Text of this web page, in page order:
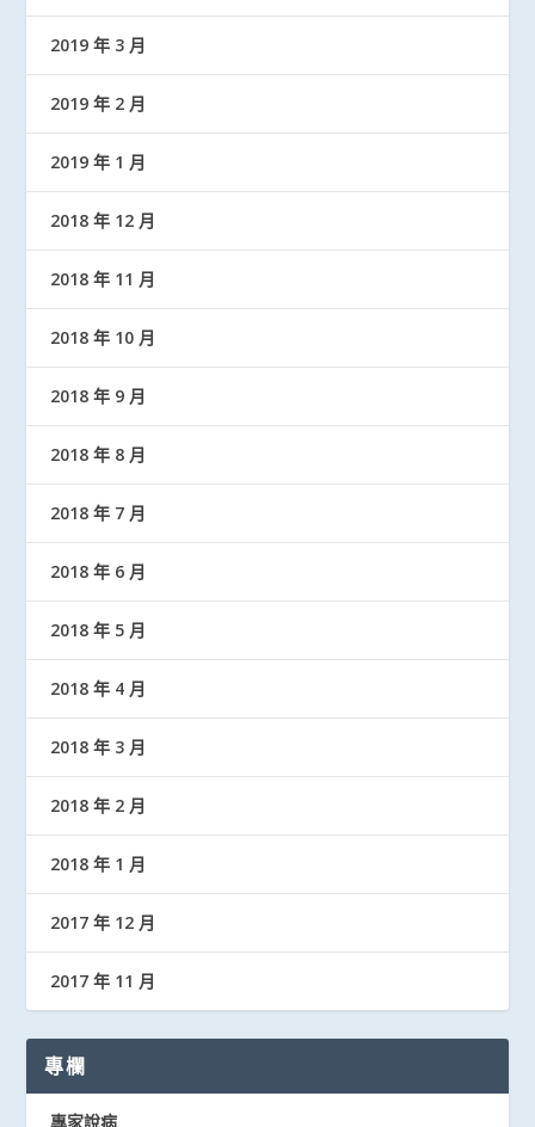
2019 年 3 月
2019 年 2 月
2019 年 1 月
2018 年 12 月
2018 年 11 月
2018 年 10 月
2018 年 9 月
2018 年 8 月
2018 年 7 月
2018 年 6 月
2018 年 5 月
2018 年 4 月
2018 年 3 月
2018 年 2 月
2018 年 1 月
2017 年 12 月
2017 年 11 月
專欄
專家說病